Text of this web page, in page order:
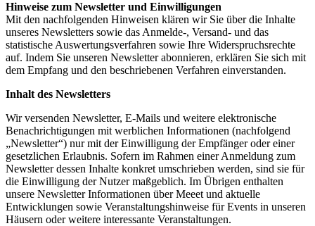
Hinweise zum Newsletter und Einwilligungen
Mit den nachfolgenden Hinweisen klären wir Sie über die Inhalte
unseres Newsletters sowie das Anmelde-, Versand- und das
statistische Auswertungsverfahren sowie Ihre Widerspruchsrechte
auf. Indem Sie unseren Newsletter abonnieren, erklären Sie sich mit
dem Empfang und den beschriebenen Verfahren einverstanden.
Inhalt des Newsletters
Wir versenden Newsletter, E-Mails und weitere elektronische
Benachrichtigungen mit werblichen Informationen (nachfolgend
„Newsletter“) nur mit der Einwilligung der Empfänger oder einer
gesetzlichen Erlaubnis. Sofern im Rahmen einer Anmeldung zum
Newsletter dessen Inhalte konkret umschrieben werden, sind sie für
die Einwilligung der Nutzer maßgeblich. Im Übrigen enthalten
unsere Newsletter Informationen über Meeet und aktuelle
Entwicklungen sowie Veranstaltungshinweise für Events in unseren
Häusern oder weitere interessante Veranstaltungen.